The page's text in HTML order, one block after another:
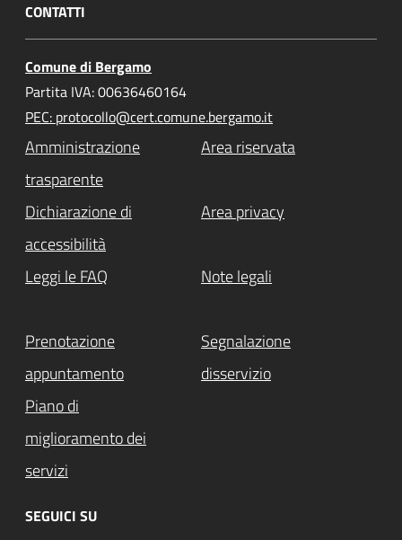
CONTATTI
Comune di Bergamo
Partita IVA: 00636460164
PEC: protocollo@cert.comune.bergamo.it
Amministrazione
trasparente
Area riservata
Dichiarazione di
accessibilità
Area privacy
Leggi le FAQ Note legali
Prenotazione
appuntamento
Segnalazione
disservizio
Piano di
miglioramento dei
servizi
SEGUICI SU